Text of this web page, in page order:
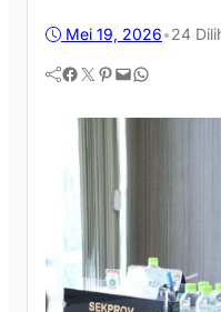
Mei 19, 2026•24
Facebook Twitter Pinterest Mail WhatsApp